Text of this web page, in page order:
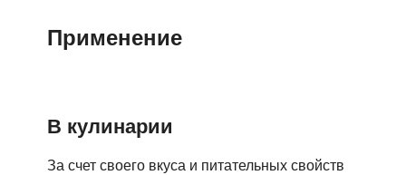
Применение
В кулинарии
За счет своего вкуса и питательных свойств